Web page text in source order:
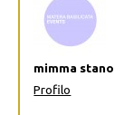
mimma stano
Profilo